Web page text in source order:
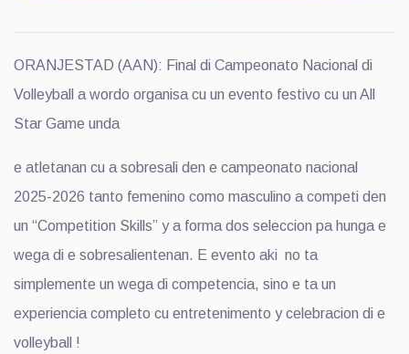
ORANJESTAD (AAN): Final di Campeonato Nacional di
Volleyball a wordo organisa cu un evento festivo cu un All
Star Game unda
e atletanan cu a sobresali den e campeonato nacional
2025-2026 tanto femenino como masculino a competi den
un “Competition Skills” y a forma dos seleccion pa hunga e
wega di e sobresalientenan. E evento aki no ta
simplemente un wega di competencia, sino e ta un
experiencia completo cu entretenimento y celebracion di e
volleyball !